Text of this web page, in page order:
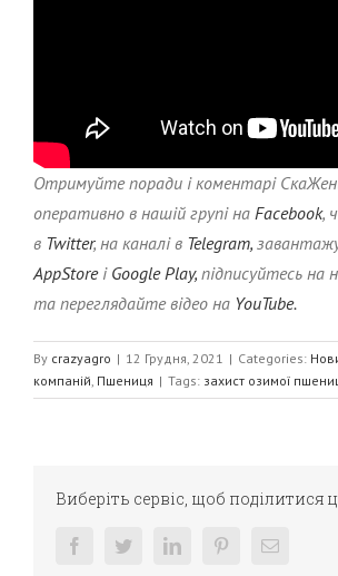
Отримуйте поради і коментарі
оперативно в нашій групі на Facebook,
в Twitter, на каналі в Telegram,
AppStoreі Google Play, підписуйтесь на
та переглядайте відео на YouTube.
By crazyagro | 12 Грудня, 2021 | Categories:
компаній Пшениця | Tags: захист озимої
Виберіть сервіс, щоб поділитися
facebooktwitter linkedin pinterestE-